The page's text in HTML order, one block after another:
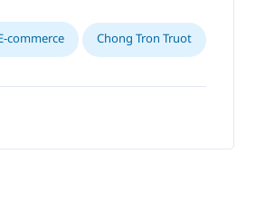
Chong Tron Truot
commerce